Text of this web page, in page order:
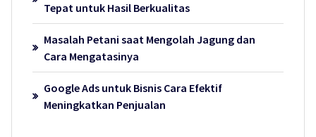
Tepat untuk Hasil Berkualitas
Masalah Petani saat Mengolah Jagung dan
Cara Mengatasinya
Google Ads untuk Bisnis Cara Efektif
Meningkatkan Penjualan